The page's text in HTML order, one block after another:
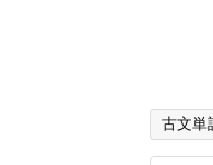
古文単